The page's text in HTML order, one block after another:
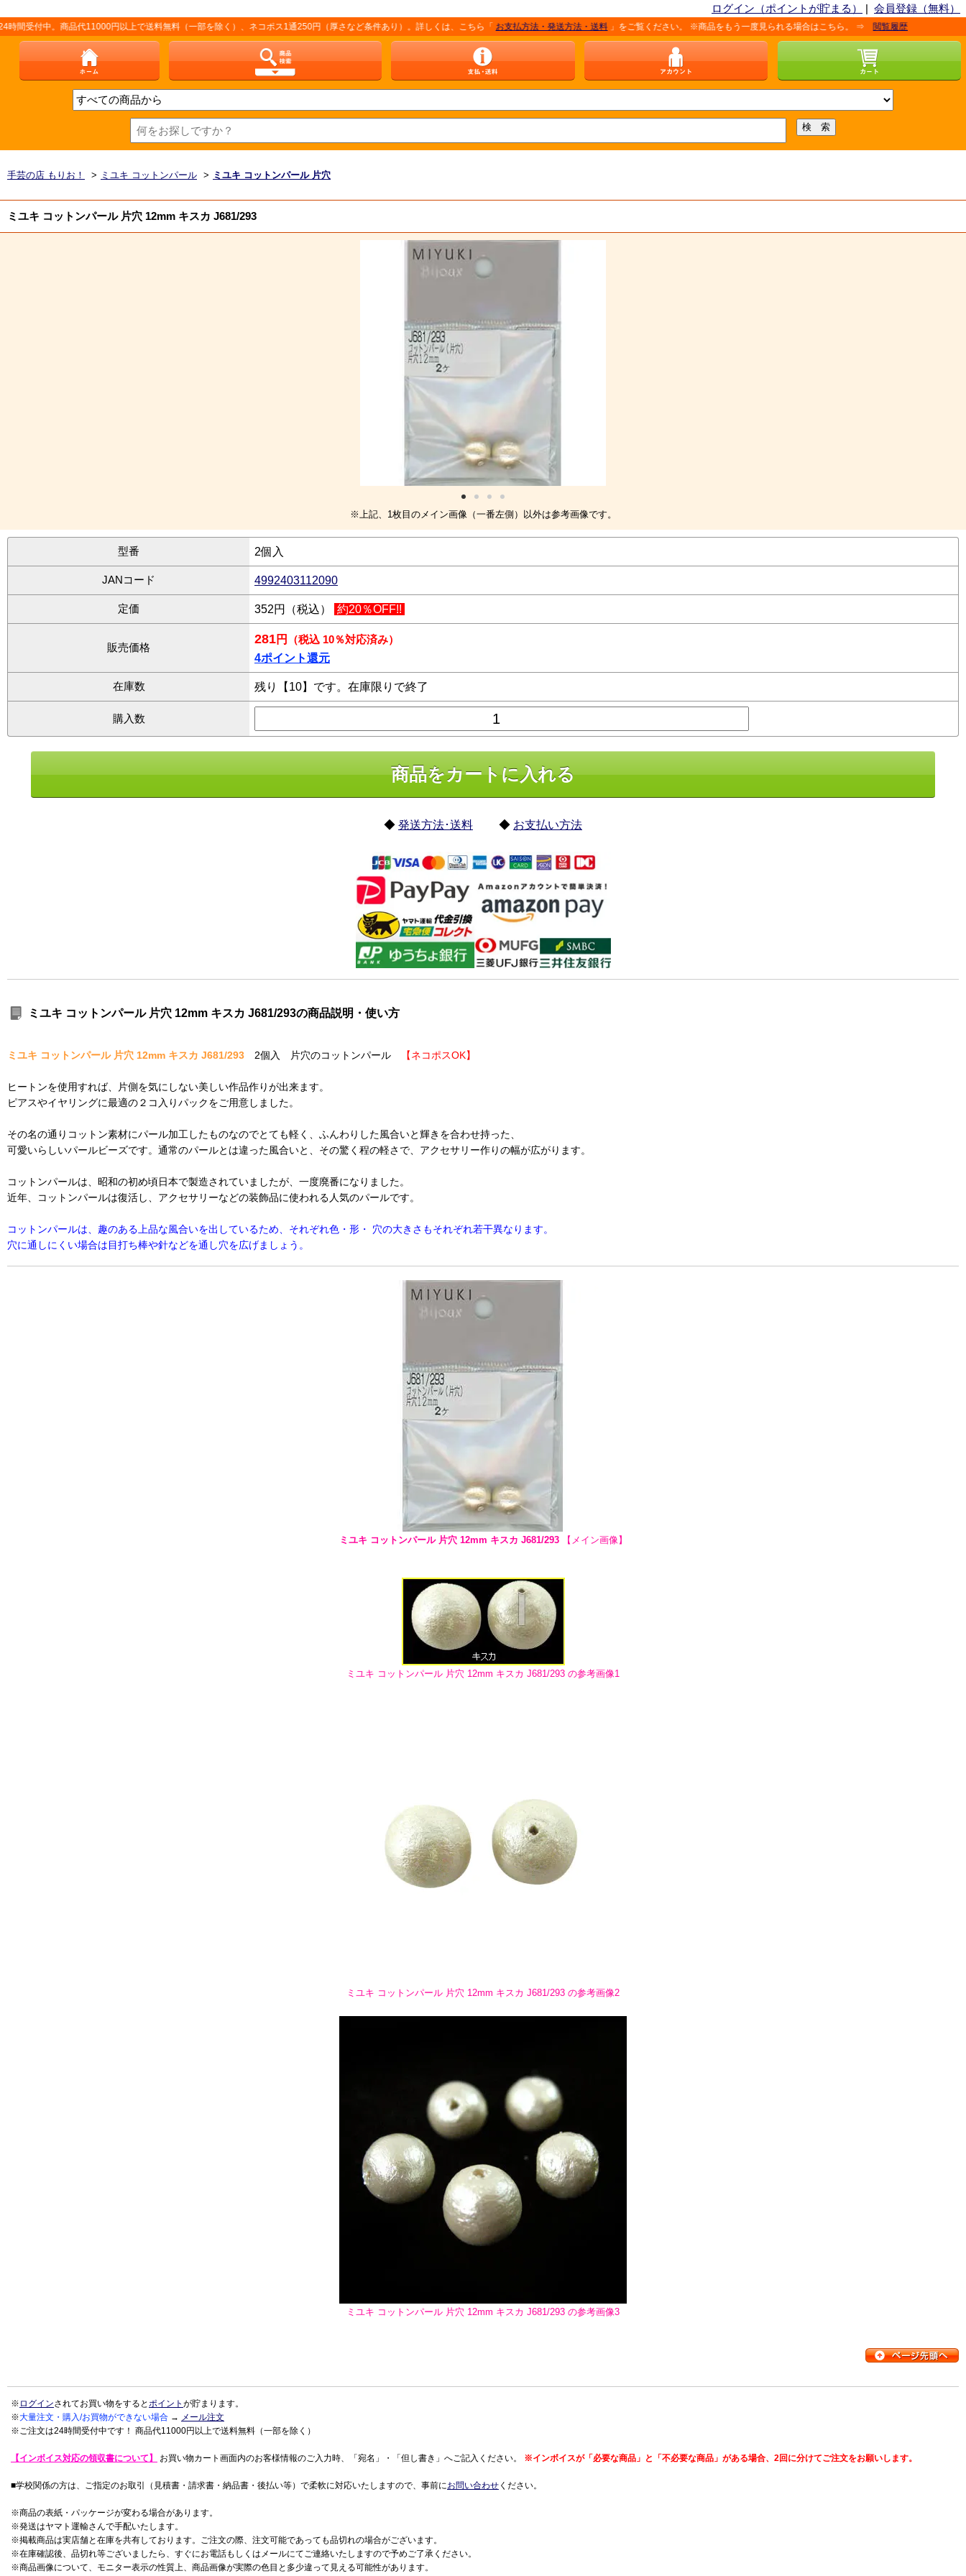
ログイン（ポイントが貯まる） | 会員登録（無料）
中。商品代11000円以上で送料無料（一部を除く）、ネコポス1通250円（厚さなど条件あり）。詳しくは、こちら「お支払方法・発送方法・送料」をご覧ください。 ※商品をもう一度見られる場合はこちら。 ⇒閲覧履歴
手芸の店 もりお！ > ミユキ コットンパール > ミユキ コットンパール 片穴
ミユキ コットンパール 片穴 12mm キスカ J681/293
※上記、1枚目のメイン画像（一番左側）以外は参考画像です。
型番 2個入
JANコード 4992403112090
定価 352円（税込） 約20％OFF!!
販売価格
281円
（税込 10％対応済み）
4ポイント還元
在庫数 残り【10】です。在庫限りで終了
購入数
◆ 発送方法･送料 ◆ お支払い方法
ミユキ コットンパール 片穴 12mm キスカ J681/293の商品説明・使い方
ミユキ コットンパール 片穴 12mm キスカ J681/293 2個入 片穴のコットンパール 【ネコポスOK】
ヒートンを使用すれば、片側を気にしない美しい作品作りが出来ます。
ピアスやイヤリングに最適の２コ入りパックをご用意しました。
その名の通りコットン素材にパール加工したものなのでとても軽く、ふんわりした風合いと輝きを合わせ持った、
可愛いらしいパールビーズです。通常のパールとは違った風合いと、その驚く程の軽さで、アクセサリー作りの幅が広がります。
コットンパールは、昭和の初め頃日本で製造されていましたが、一度廃番になりました。
近年、コットンパールは復活し、アクセサリーなどの装飾品に使われる人気のパールです。
コットンパールは、趣のある上品な風合いを出しているため、それぞれ色・形・ 穴の大きさもそれぞれ若干異なります。
穴に通しにくい場合は目打ち棒や針などを通し穴を広げましょう。
ミユキ コットンパール 片穴 12mm キスカ J681/293【メイン画像】
ミユキ コットンパール 片穴 12mm キスカ J681/293 の参考画像1
ミユキ コットンパール 片穴 12mm キスカ J681/293 の参考画像2
ミユキ コットンパール 片穴 12mm キスカ J681/293 の参考画像3
※ ログインされてお買い物をするとポイント が貯まります。
※大量注文・購入/お買物ができない場合 → メール注文
※ご注文は24時間受付中です！ 商品代11000円以上で送料無料（一部を除く）
【インボイス対応の領収書について】 お買い物カート画面内のお客様情報のご入力時、「宛名」・「但し書き」へご記入ください。 ※インボイスが「必要な商品」と「不必要な商品」がある場合、2回に分けてご注文をお願いします。
■学校関係の方は、ご指定のお取引（見積書・請求書・納品書・後払い等）で柔軟に対応いたしますので、事前にお問い合わせ ください。
※商品の表紙・パッケージが変わる場合があります。
※発送はヤマト運輸さんで手配いたします。
※掲載商品は実店舗と在庫を共有しております。ご注文の際、注文可能であっても品切れの場合がございます。
※在庫確認後、品切れ等ございましたら、すぐにお電話もしくはメールにてご連絡いたしますので予めご了承ください。
※商品画像について、モニター表示の性質上、商品画像が実際の色目と多少違って見える可能性があります。